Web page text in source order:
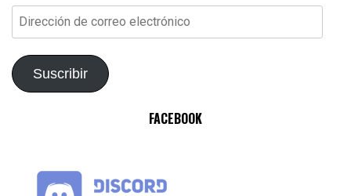
Dirección
de
electrónico
Suscribir
FACEBOOK